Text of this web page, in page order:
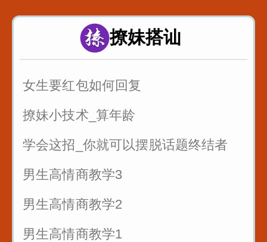
销售的时候懂得尊重客户_一句话就可
以留人留心
7句黄金口诀教你抓住客户的心
销售很厉害的一招反问
遇到只问不买的客户怎么聊
撩妹搭讪
女生要红包如何回复
撩妹小技术_算年龄
学会这招_你就可以摆脱话题终结者
男生高情商教学3
男生高情商教学2
男生高情商教学1